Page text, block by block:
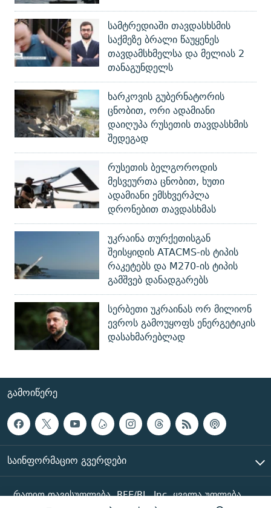
სამტრედიაში თავდასხსმის
საქმეზე ბრალი წაუყენეს
თავდამსხმელსა და მელიას 2
თანაგუნდელს
ხარკოვის გუბერნატორის
ცნობით, ორი ადამიანი
დაიღუპა რუსეთის თავდასხმის
შედეგად
რუსეთის ბელგოროდის
მესვეურთა ცნობით, ხუთი
ადამიანი ემსხვერპლა
დრონებით თავდასხმას
უკრაინა თურქეთისგან
შეისყიდის ATACMS-ის ტიპის
რაკეტებს და M270-ის ტიპის
გამშვებ დანადგარებს
სერბეთი უკრაინას ორ მილიონ
ევროს გამოუყოფს ენერგეტიკის
დასახმარებლად
ᲒᲐᲛᲝᲘᲬᲔᲠᲔ
ᲡᲐᲘᲜᲤᲝᲠᲛᲐᲪᲘᲝ ᲒᲕᲔᲠᲓᲔᲑᲘ
რადიო თავისუფლება, RFE/RL, Inc. ყველა უფლება